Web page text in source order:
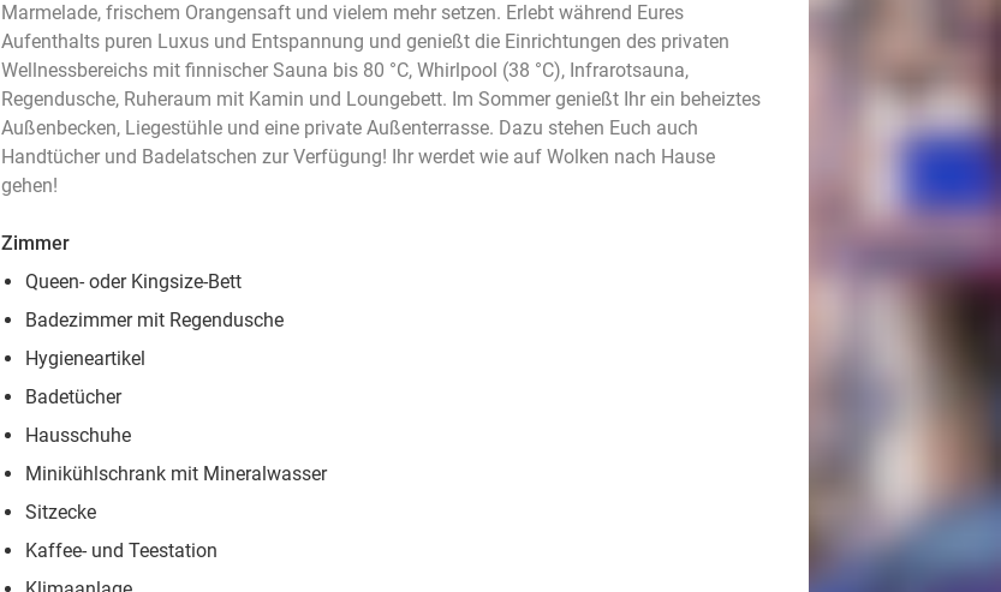
Marmelade, frischem Orangensaft und vielem mehr setzen. Erlebt während Eures
Aufenthalts puren Luxus und Entspannung und genießt die Einrichtungen des privaten
Wellnessbereichs mit finnischer Sauna bis 80 °C, Whirlpool (38 °C), Infrarotsauna,
Regendusche, Ruheraum mit Kamin und Loungebett. Im Sommer genießt Ihr ein beheiztes
Außenbecken, Liegestühle und eine private Außenterrasse. Dazu stehen Euch auch
Handtücher und Badelatschen zur Verfügung! Ihr werdet wie auf Wolken nach Hause
gehen!
Zimmer
Queen- oder Kingsize-Bett
Badezimmer mit Regendusche
Hygieneartikel
Badetücher
Hausschuhe
Minikühlschrank mit Mineralwasser
Sitzecke
Kaffee- und Teestation